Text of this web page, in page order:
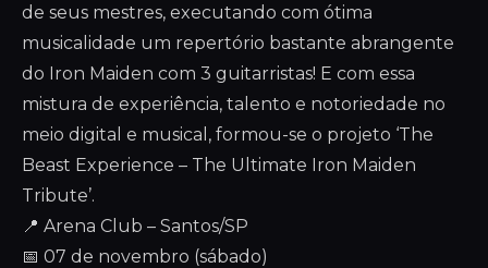
de seus mestres, executando com ótima
musicalidade um repertório bastante abrangente
do Iron Maiden com 3 guitarristas! E com essa
mistura de experiência, talento e notoriedade no
meio digital e musical, formou-se o projeto ‘The
Beast Experience – The Ultimate Iron Maiden
Tribute’.
📍 Arena Club – Santos/SP
📅 07 de novembro (sábado)